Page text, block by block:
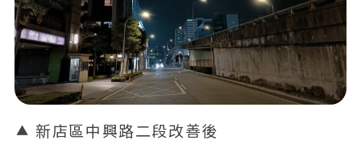
新店區中興路二段改善後